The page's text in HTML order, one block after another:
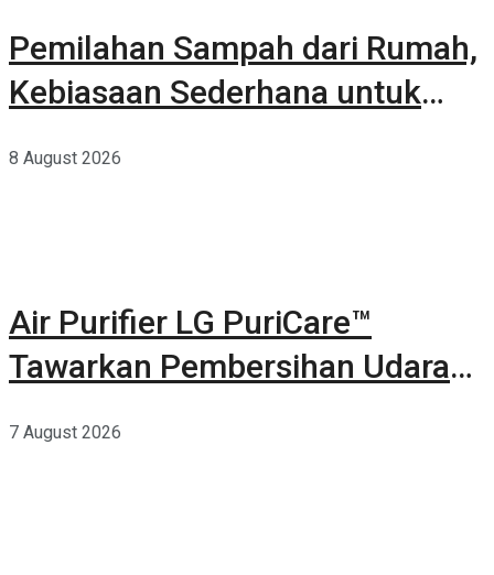
Pemilahan Sampah dari Rumah,
Kebiasaan Sederhana untuk
8 August 2026
Air Purifier LG PuriCare™
Tawarkan Pembersihan Udara
7 August 2026